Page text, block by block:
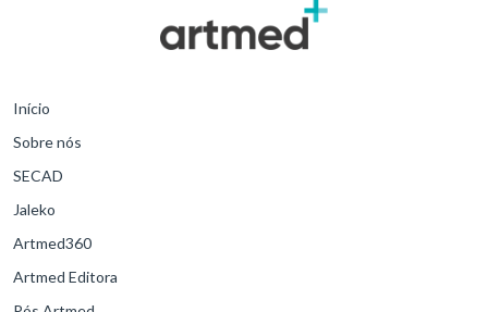
Início
Sobre nós
SECAD
Jaleko
Artmed360
Artmed Editora